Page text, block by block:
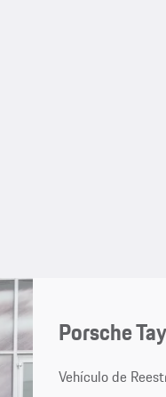
Porsche
Vehículo de